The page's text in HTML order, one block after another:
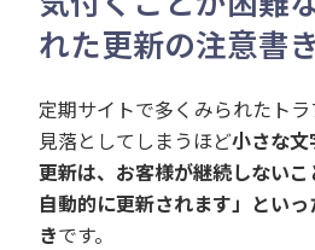
れた更新の注意書き
定期サイトで多くみられたト
見落としてしまうほど小さな
更新は、お客様が継続しないこ
自動的に更新されます」とい
きです。